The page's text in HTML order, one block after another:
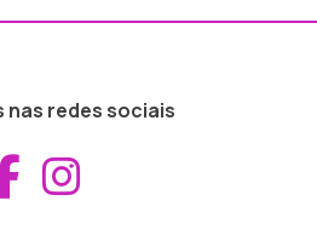
nas redes sociais
Aceder ao